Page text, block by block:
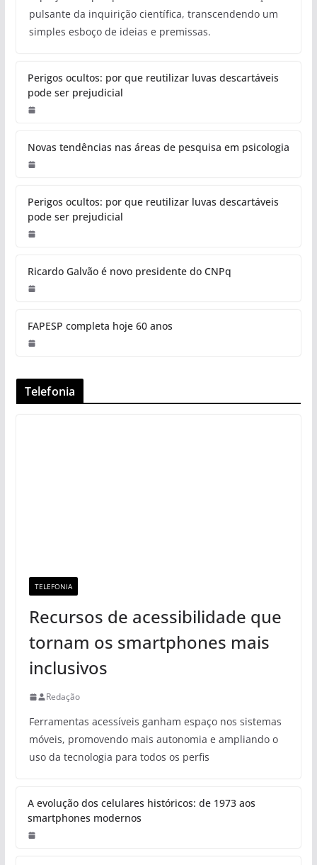
pulsante da inquirição científica, transcendendo um
simples esboço de ideias e premissas.
Perigos ocultos: por que reutilizar luvas descartáveis
pode ser prejudicial
Novas tendências nas áreas de pesquisa em psicologia
Perigos ocultos: por que reutilizar luvas descartáveis
pode ser prejudicial
Ricardo Galvão é novo presidente do CNPq
FAPESP completa hoje 60 anos
Telefonia
TELEFONIA
Recursos de acessibilidade que
tornam os smartphones mais
inclusivos
Redação
Ferramentas acessíveis ganham espaço nos sistemas
móveis, promovendo mais autonomia e ampliando o
uso da tecnologia para todos os perfis
A evolução dos celulares históricos: de 1973 aos
smartphones modernos